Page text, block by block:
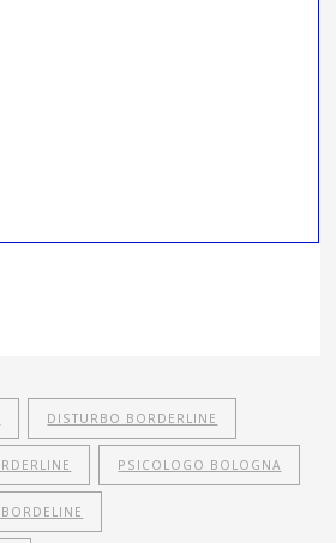
DISTURBO BORDERLINE
PSICOLOGO BOLOGNA